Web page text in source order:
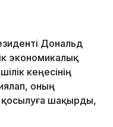
Дональд
экономикалық
кеңесінің
оның
қосылуға шақырды,